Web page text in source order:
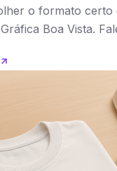
o formato certo
Boa Vista.